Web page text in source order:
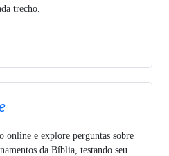
trecho.
e explore perguntas sobre
da Bíblia, testando seu